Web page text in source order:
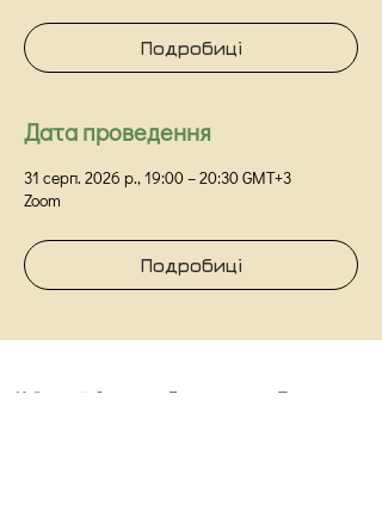
Подробиці
Дата проведення
31 серп. 2026 р., 19:00 – 20:30 GMT+3
Zoom
Подробиці
Київський Інститут Гештальта та Психодрами